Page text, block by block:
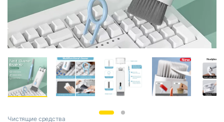
Чистящие средства